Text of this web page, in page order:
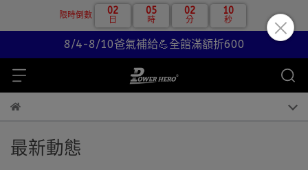
限時倒數 02
日
05
時
02
分
10
秒
8/4-8/10爸氣補給💪全館滿額折600
最新動態